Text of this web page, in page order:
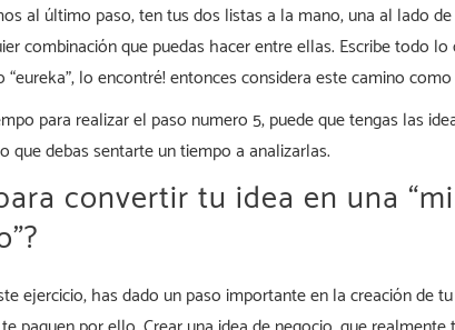
al último paso, ten tus dos listas a la mano, una al lado
combinación que puedas hacer entre ellas. Escribe todo
“eureka”, lo encontré! entonces considera este camino
para realizar el paso numero 5, puede que tengas las
que debas sentarte un tiempo a analizarlas.
convertir tu idea en una
ejercicio, has dado un paso importante en la creación de